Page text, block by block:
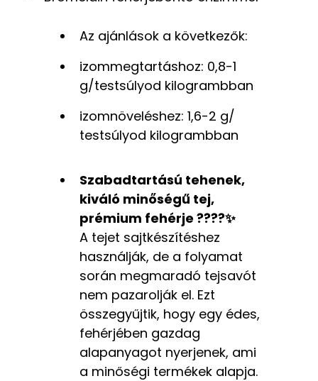
Az ajánlások a következők:
izommegtartáshoz: 0,8-1
g/testsúlyod kilogrambban
izomnöveléshez: 1,6-2 g/
testsúlyod kilogrambban
Szabadtartású tehenek,
kiváló minőségű tej,
prémium fehérje ????✨
A tejet sajtkészítéshez
használják, de a folyamat
során megmaradó tejsavót
nem pazarolják el. Ezt
összegyűjtik, hogy egy édes,
fehérjében gazdag
alapanyagot nyerjenek, ami
a minőségi termékek alapja.